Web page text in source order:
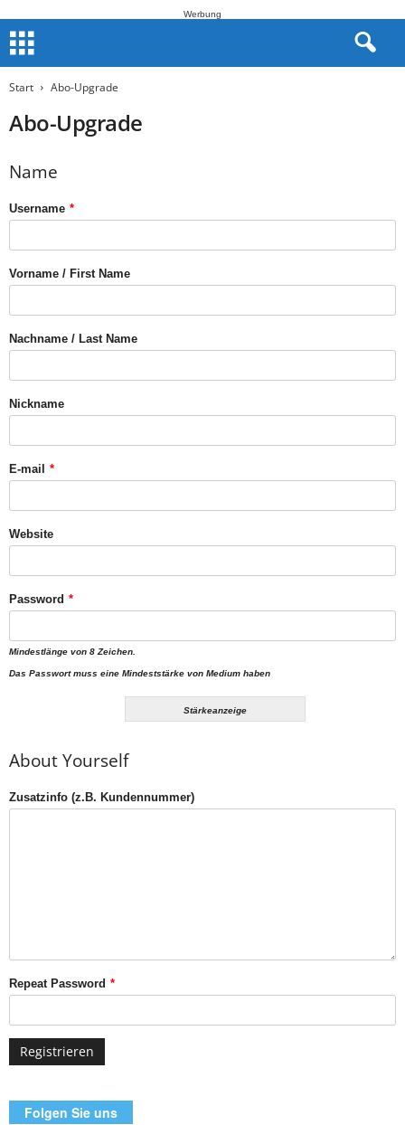
Werbung
Start Abo-Upgrade
Abo-Upgrade
Name
Username *
Vorname / First Name
Nachname / Last Name
Nickname
E-mail *
Website
Password *
Mindestlänge von 8 Zeichen.
Das Passwort muss eine Mindeststärke von Medium haben
Stärkeanzeige
About Yourself
Zusatzinfo (z.B. Kundennummer)
Repeat Password *
Folgen Sie uns